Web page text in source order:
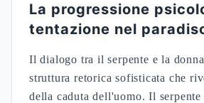
La progressione
tentazione nel
Il dialogo tra il serpente e la
struttura retorica sofisticata che
della caduta dell'uomo. Il